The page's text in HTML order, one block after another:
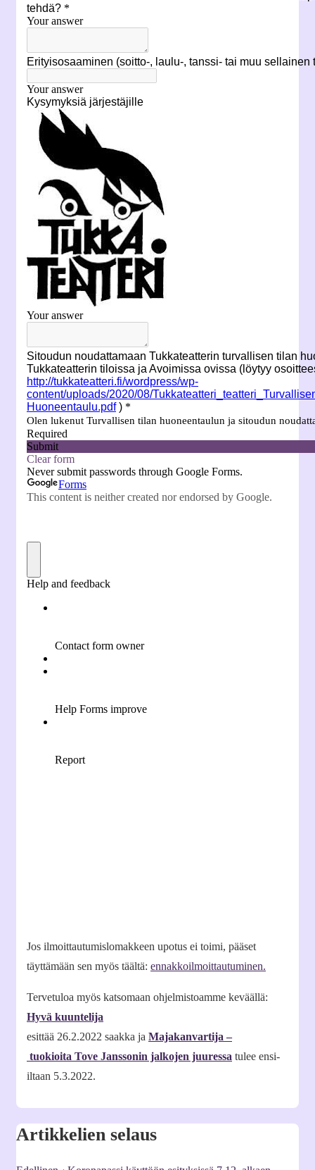
Jos ilmoittautumislomakkeen upotus ei toimi, pääset
täyttämään sen myös täältä: ennakkoilmoittautuminen.
Tervetuloa myös katsomaan ohjelmistoamme keväällä:
Hyvä kuuntelija
esittää 26.2.2022 saakka ja Majakanvartija –
tuokioita Tove Janssonin jalkojen juuressa tulee ensi-
iltaan 5.3.2022.
Artikkelien selaus